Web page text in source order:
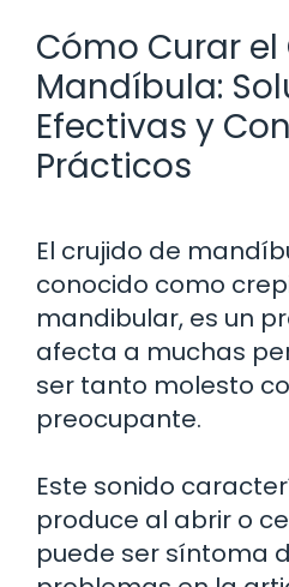
Cómo Curar
Mandíbula:
Efectivas y
Prácticos
El crujido de
conocido como
mandibular, es un
afecta a muchas
ser tanto molesto
preocupante.
Este sonido
produce al abrir o
puede ser síntoma